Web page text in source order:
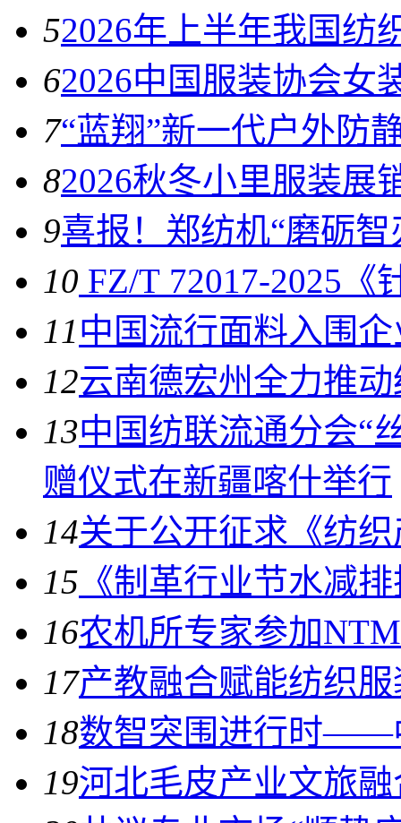
52026年上半年我国纺
62026中国服装协会女
7“蓝翔”新一代户外
82026秋冬小里服装展
9喜报！郑纺机“磨砺
10 FZ/T 72017-2025《
11中国流行面料入围
12云南德宏州全力推
13中国纺联流通分会“
赠仪式在新疆喀什举行
14关于公开征求《纺
15 《制革行业节水减
16农机所专家参加
17产教融合赋能纺织
18数智突围进行时——
19河北毛皮产业文旅